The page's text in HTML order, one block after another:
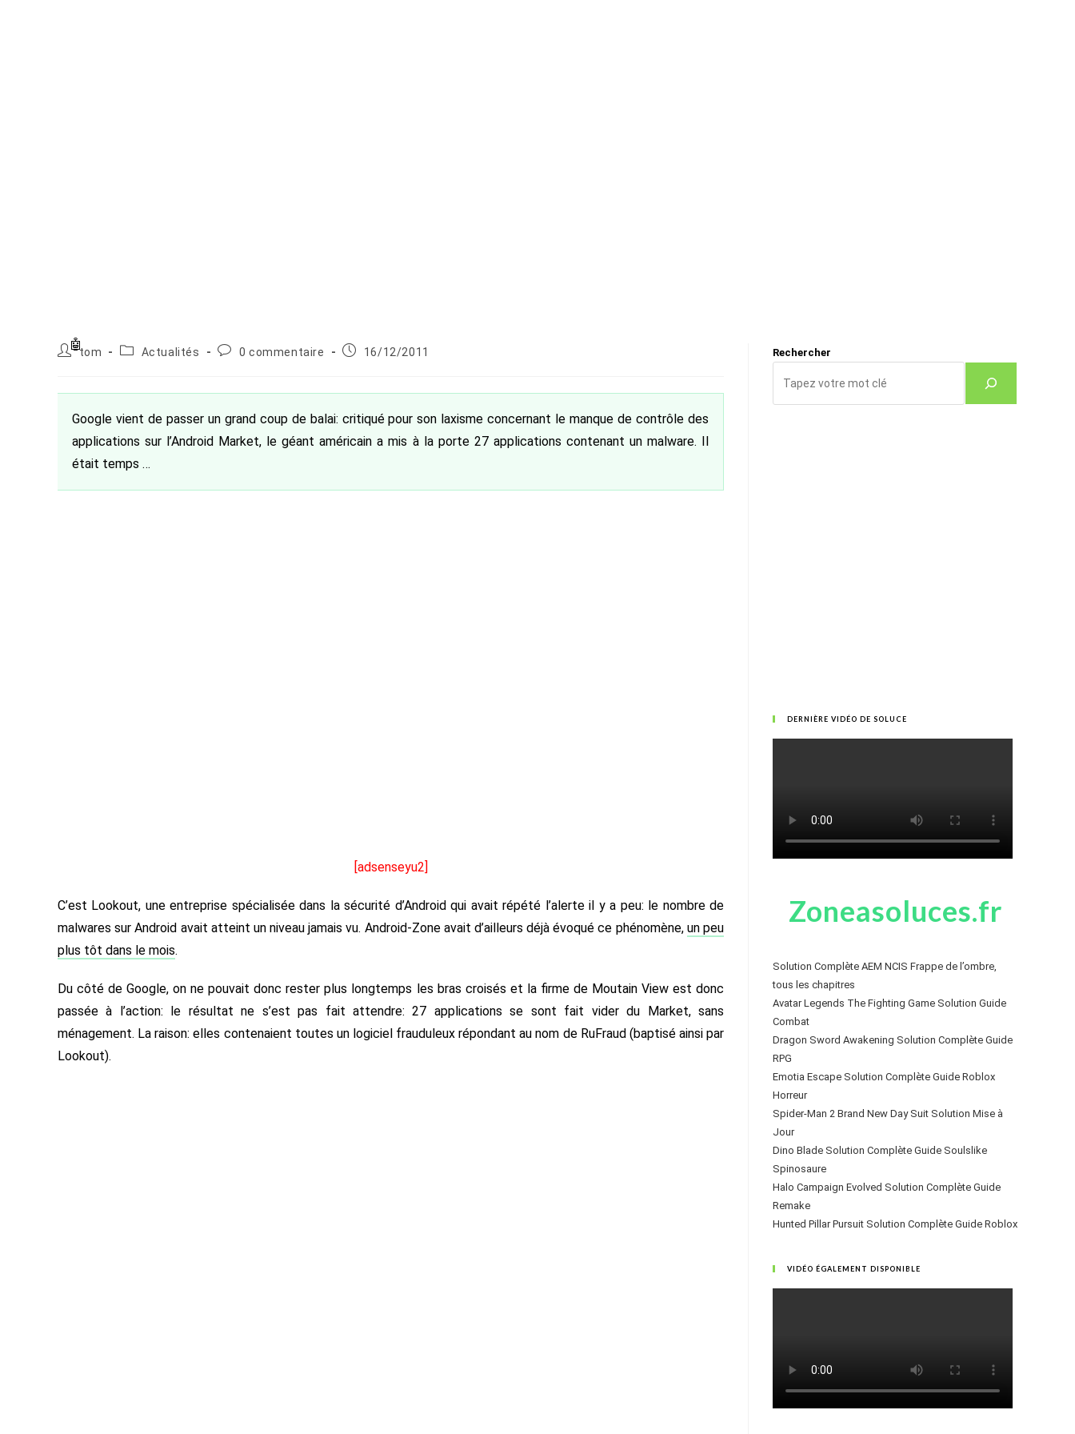
Auteur/autrice
publication :
tom
PostActualités
Commentaires
publication :
0 commentaire
Publication
16/12/2011
Google vient de passer un grand coup de balai: critiqué pour son laxisme concernant le manque de contrôle des
applications sur l’Android Market, le géant américain a mis à la porte 27 applications contenant un malware. Il
était temps …
[adsenseyu2]
C’est Lookout, une entreprise spécialisée dans la sécurité d’Android qui avait répété l’alerte il y a peu: le nombre de
malwares sur Android avait atteint un niveau jamais vu. Android-Zone avait d’ailleurs déjà évoqué ce phénomène, un peu
plus tôt dans le mois.
Du côté de Google, on ne pouvait donc rester plus longtemps les bras croisés et la firme de Moutain View est donc
passée à l’action: le résultat ne s’est pas fait attendre: 27 applications se sont fait vider du Market, sans
ménagement. La raison: elles contenaient toutes un logiciel frauduleux répondant au nom de RuFraud (baptisé ainsi par
Lookout).
Rechercher
DERNIÈRE VIDÉO DE SOLUCE
Zoneasoluces.fr
Solution Complète AEM NCIS Frappe de l’ombre,
tous les chapitres
Avatar Legends The Fighting Game Solution Guide
Combat
Dragon Sword Awakening Solution Complète Guide
RPG
Emotia Escape Solution Complète Guide Roblox
Horreur
Spider-Man 2 Brand New Day Suit Solution Mise à
Jour
Dino Blade Solution Complète Guide Soulslike
Spinosaure
Halo Campaign Evolved Solution Complète Guide
Remake
Hunted Pillar Pursuit Solution Complète Guide Roblox
VIDÉO ÉGALEMENT DISPONIBLE